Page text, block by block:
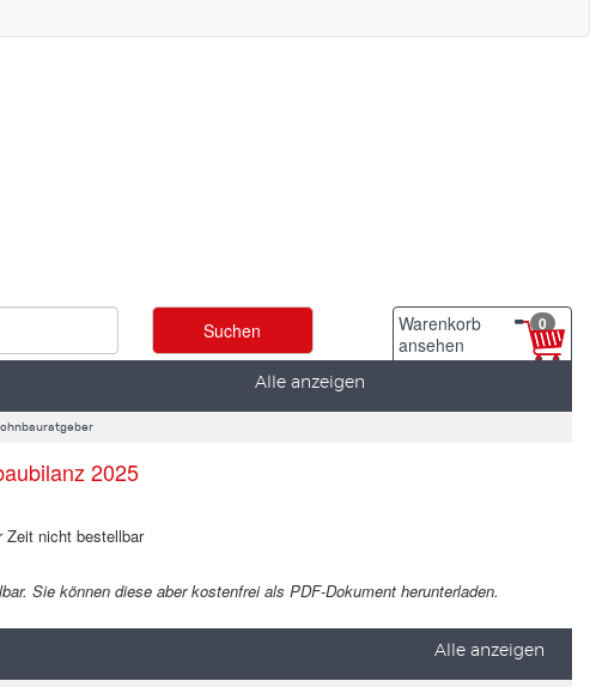
Warenkorb
ansehen
0
Alle anzeigen
2025
Zeit nicht bestellbar
Sie können diese aber kostenfrei als PDF-Dokument herunterladen.
Alle anzeigen